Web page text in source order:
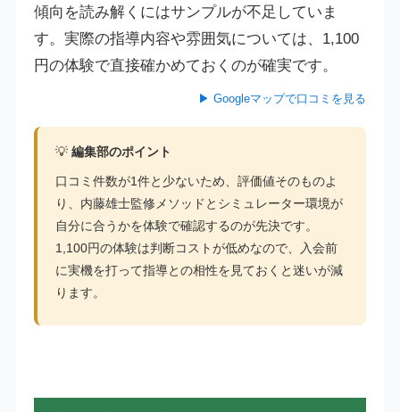
傾向を読み解くにはサンプルが不足していま
す。実際の指導内容や雰囲気については、1,100
円の体験で直接確かめておくのが確実です。
▶ Googleマップで口コミを見る
💡 編集部のポイント
口コミ件数が1件と少ないため、評価値そのものよ
り、内藤雄士監修メソッドとシミュレーター環境が
自分に合うかを体験で確認するのが先決です。
1,100円の体験は判断コストが低めなので、入会前
に実機を打って指導との相性を見ておくと迷いが減
ります。